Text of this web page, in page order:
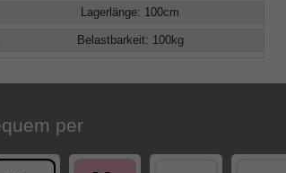
Lagerlänge: 100cm
Belastbarkeit: 100kg
per